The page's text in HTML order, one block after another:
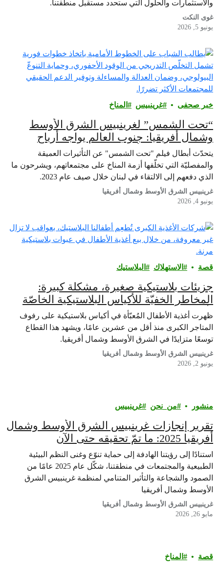
والاستثمارات والحلول التي ستحدد مستقبل منطقتنا.
غوى النكت
يونيو 5, 2026
خبر صحفى غرينبيس‎ المناخ
“تحت الشمس” لغرينبيس الشرق الأوسط
وشمال أفريقيا: جنوب العالم يواجه أرباح
شركات الوقود الأحفوري بقصص عن الصمود
يتحدّث أبطال فيلم "تحت الشمس" عن التأثيرات العميقة
والمفصليّة التي تخلّفها أزمة المناخ على مجتمعاتهم، ويشرحون ما
الذي دفعهم إلى الالتقاء في لبنان خلال صيف عام 2023.
غرينبيس الشرق الأوسط وشمال أفريقيا
يونيو 4, 2026
قصة الاستهلاك البلاستيك
جزيئات بلاستيكية صغيرة، مشكلة كبيرة:
المخاطر الخفيّة للأكياس البلاستيكية الخاصّة
بأغذية الأطفال
ظهرت أغذية الأطفال المُعبّأة في أكياس بلاستيكية على رفوف
المتاجر الكبرى منذ أقل من عشرين عامًا، ويشهد هذا القطاع
توسعًا متزايدًا في الشرق الأوسط وشمال أفريقيا.
غرينبيس الشرق الأوسط وشمال أفريقيا
يونيو 2, 2026
منشور من_نحن غرينبيس‎
تقرير إنجازات غرينبيس الشرق الأوسط وشمال
أفريقيا 2025: ما تمّ تحقيقه حتى الآن
استنادًا إلى رؤيتنا الهادفة إلى حماية تنوّع وغنى النظم البيئية
الطبيعية والمجتمعات في منطقتنا، شكّل عام 2025 عامًا من
الصمود والشجاعة والتأثير المتنامي لمنظمة غرينبيس الشرق
الأوسط وشمال أفريقيا
غرينبيس الشرق الأوسط وشمال أفريقيا
مايو 26, 2026
قصة المناخ